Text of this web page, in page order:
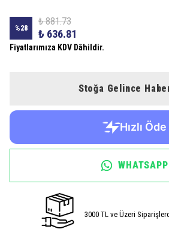
%28
₺ 881.73
₺ 636.81
Fiyatlarımıza KDV Dâhildir.
Stoğa Gelince
WHATSAPP
3000 TL ve Üzeri